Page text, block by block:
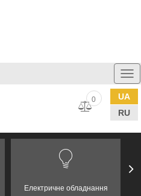
UA
RU
0
Електричне обладнання